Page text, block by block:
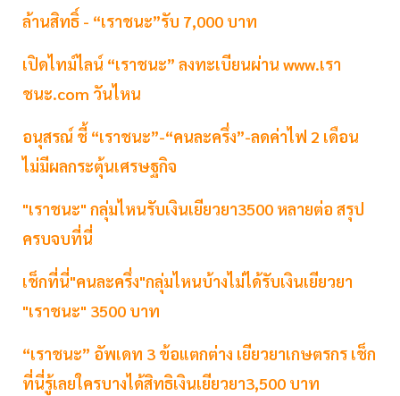
ล้านสิทธิ์ - “เราชนะ”รับ 7,000 บาท
เปิดไทม์ไลน์ “เราชนะ” ลงทะเบียนผ่าน www.เรา
ชนะ.com วันไหน
อนุสรณ์ ชี้ “เราชนะ”-“คนละครึ่ง”-ลดค่าไฟ 2 เดือน
ไม่มีผลกระตุ้นเศรษฐกิจ
"เราชนะ" กลุ่มไหนรับเงินเยียวยา3500 หลายต่อ สรุป
ครบจบที่นี่
เช็กที่นี่"คนละครึ่ง"กลุ่มไหนบ้างไม่ได้รับเงินเยียวยา
"เราชนะ" 3500 บาท
“เราชนะ” อัพเดท 3 ข้อแตกต่าง เยียวยาเกษตรกร เช็ก
ที่นี่รู้เลยใครบางได้สิทธิเงินเยียวยา3,500 บาท